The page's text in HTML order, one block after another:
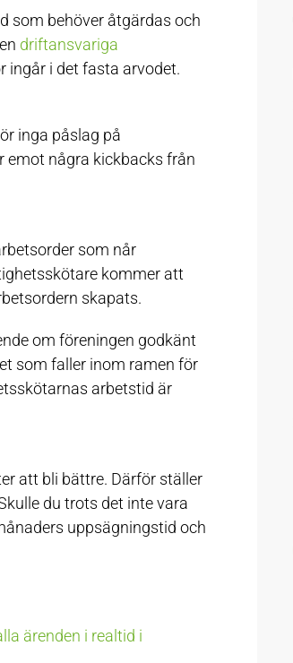
som behöver åtgärdas och
driftansvariga
ingår i det fasta arvodet.
inga påslag på
emot några kickbacks från
som når
kommer att
skapats.
om föreningen godkänt
som faller inom ramen för
arbetstid är
att bli bättre. Därför ställer
du trots det inte vara
uppsägningstid och
ärenden i realtid i